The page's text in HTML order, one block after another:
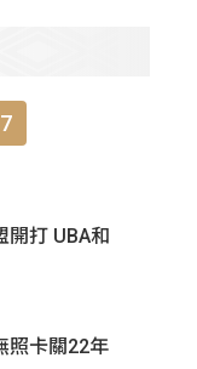
開打 UBA和
照卡關22年